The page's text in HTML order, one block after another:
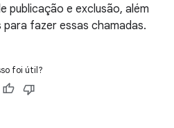
publicação e exclusão, além
fazer essas chamadas.
foi útil?